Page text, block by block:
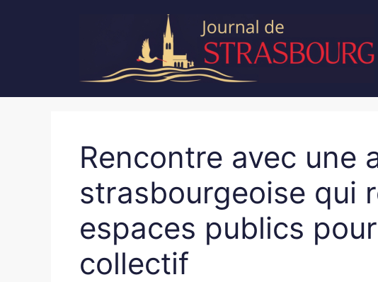
Rencontre avec une
strasbourgeoise qui
espaces publics
collectif